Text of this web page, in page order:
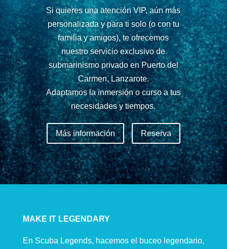
Si quieres una atención VIP, aún más
personalizada y para ti solo (o con tu
familia y amigos), te ofrecemos
nuestro servicio exclusivo de
submarinismo privado en Puerto del
Carmen, Lanzarote.
Adaptamos la inmersión o curso a tus
necesidades y tiempos.
Más información Reserva
MAKE IT LEGENDARY
En Scuba Legends, hacemos el buceo legendario,